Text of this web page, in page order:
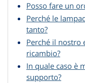
Posso fare un
Perché le
tanto?
Perché il nostro
ricambio?
In quale caso è
supporto?